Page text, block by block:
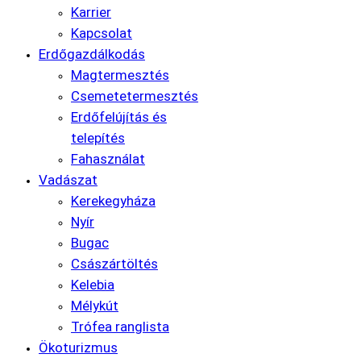
Karrier
Kapcsolat
Erdőgazdálkodás
Magtermesztés
Csemetetermesztés
Erdőfelújítás és
telepítés
Fahasználat
Vadászat
Kerekegyháza
Nyír
Bugac
Császártöltés
Kelebia
Mélykút
Trófea ranglista
Ökoturizmus